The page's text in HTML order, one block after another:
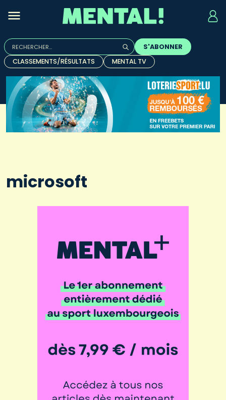
Rechercher :
Quand les résultats de l'auto-complétion sont
S'ABONNER
CLASSEMENTS/RÉSULTATS
MENTAL TV
microsoft